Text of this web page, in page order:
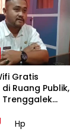
Gratis
Ruang Publik,
Trenggalek